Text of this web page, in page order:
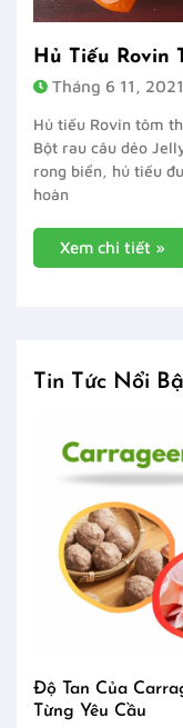
Hủ Tiếu Rovin
Tháng 6 11, 2021
Hủ tiếu Rovin tôm
Bột rau câu dẻo
rong biển, hủ tiếu
hoàn
Xem chi tiết »
Tin Tức Nổi
Độ Tan Của
Từng Yêu Cầu